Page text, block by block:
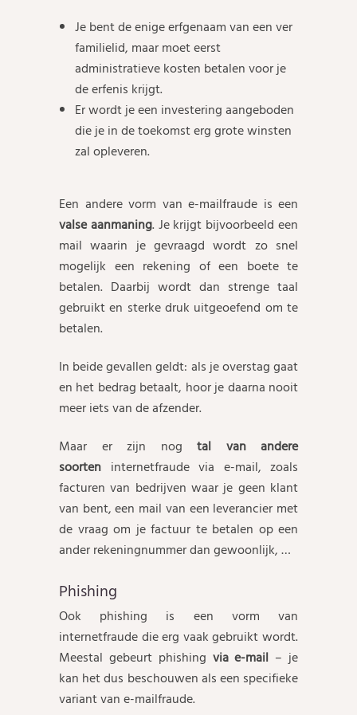
Je bent de enige erfgenaam van een ver
familielid, maar moet eerst
administratieve kosten betalen voor je
de erfenis krijgt.
Er wordt je een investering aangeboden
die je in de toekomst erg grote winsten
zal opleveren.
Een andere vorm van e-mailfraude is een
valse aanmaning. Je krijgt bijvoorbeeld een
mail waarin je gevraagd wordt zo snel
mogelijk een rekening of een boete te
betalen. Daarbij wordt dan strenge taal
gebruikt en sterke druk uitgeoefend om te
betalen.
In beide gevallen geldt: als je overstag gaat
en het bedrag betaalt, hoor je daarna nooit
meer iets van de afzender.
Maar er zijn nog tal van andere
soorten internetfraude via e-mail, zoals
facturen van bedrijven waar je geen klant
van bent, een mail van een leverancier met
de vraag om je factuur te betalen op een
ander rekeningnummer dan gewoonlijk, …
Phishing
Ook phishing is een vorm van
internetfraude die erg vaak gebruikt wordt.
Meestal gebeurt phishing via e-mail – je
kan het dus beschouwen als een specifieke
variant van e-mailfraude.